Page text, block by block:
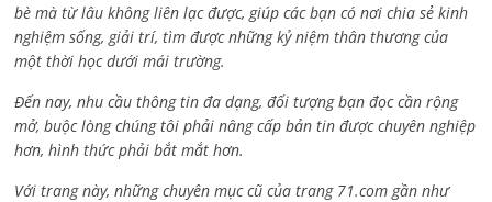
bè mà từ lâu không liên lạc được, giúp các bạn có nơi chia sẻ kinh
nghiệm sống, giải trí, tìm được những kỷ niệm thân thương của
một thời học dưới mái trường.
Đến nay, nhu cầu thông tin đa dạng, đối tượng bạn đọc cần rộng
mở, buộc lòng chúng tôi phải nâng cấp bản tin được chuyên nghiệp
hơn, hình thức phải bắt mắt hơn.
Với trang này, những chuyên mục cũ của trang 71.com gần như